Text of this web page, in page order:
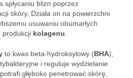
spłycaniu blizn poprzez
skóry. Działa on na powierzchni
usuwaniu obumarłych
produkcji kolagenu
to kwas beta-hydroksylowy (BHA),
i reguluje wydzielanie
głęboko penetrować skórę,